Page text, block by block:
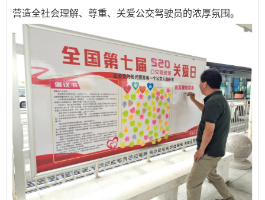
营造全社会理解、尊重、关爱公交驾驶员的浓厚氛围。